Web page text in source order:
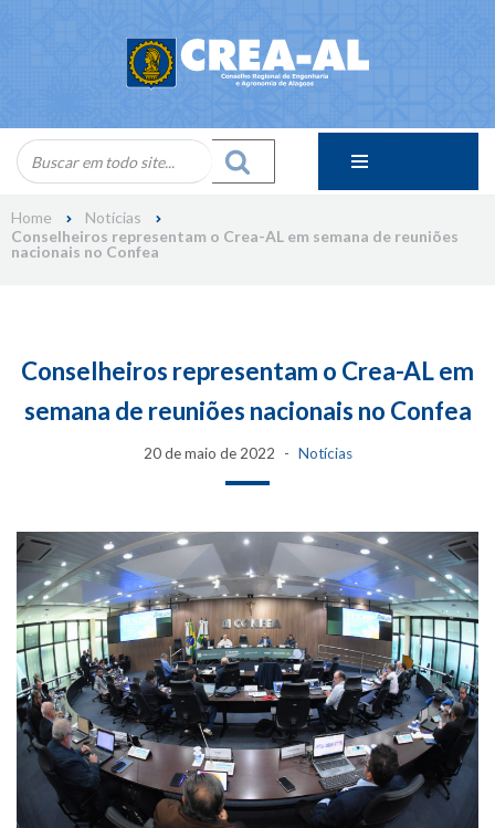
Home
Notícias
Conselheiros representam o Crea-AL em semana de reuniões
nacionais no Confea
Conselheiros representam o Crea-AL em
semana de reuniões nacionais no Confea
20 de maio de 2022 Notícias